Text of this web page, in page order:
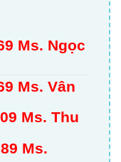
Ms. Ngọc
Ms. Vân
Ms. Thu
Ms.